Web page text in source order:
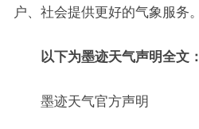
户、社会提供更好的气象服务。
以下为墨迹天气声明全文：
墨迹天气官方声明